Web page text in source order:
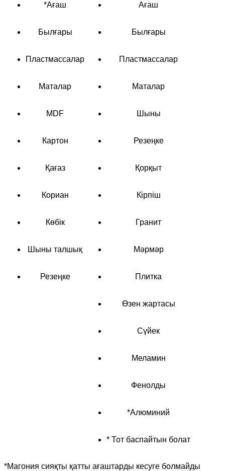
*Ағаш Ағаш
Былғары Былғары
Пластмассалар Пластмассалар
Маталар Маталар
MDF Шыны
Картон Резеңке
Қағаз Қорқыт
Кориан Кірпіш
Көбік Гранит
Шыны талшық Мәрмәр
Резеңке Плитка
Өзен жартасы
Сүйек
Меламин
Фенолды
*Алюминий
* Тот баспайтын болат
*Магония сияқты қатты ағаштарды кесуге болмайды